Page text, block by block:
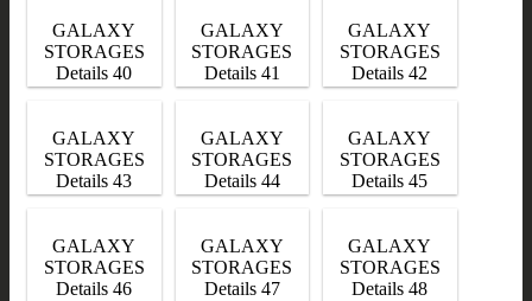
GALAXY
STORAGES
Details 40
GALAXY
STORAGES
Details 41
GALAXY
STORAGES
Details 42
GALAXY
STORAGES
Details 43
GALAXY
STORAGES
Details 44
GALAXY
STORAGES
Details 45
GALAXY
STORAGES
Details 46
GALAXY
STORAGES
Details 47
GALAXY
STORAGES
Details 48